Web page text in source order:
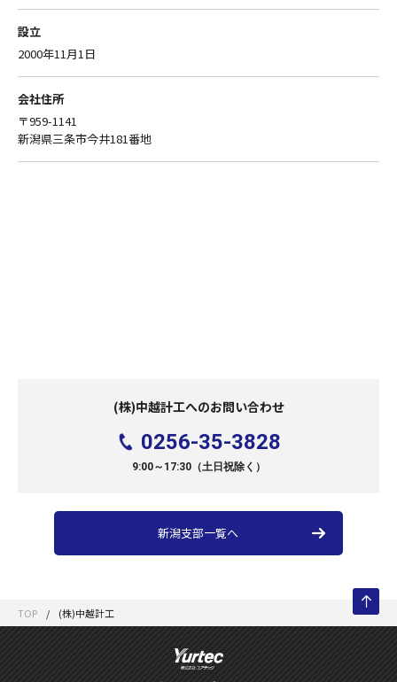
設立
2000年11月1日
会社住所
〒959-1141
新潟県三条市今井181番地
(株)中越計工へのお問い合わせ
0256-35-3828
9:00～17:30（土日祝除く）
新潟支部一覧へ
TOP (株)中越計工